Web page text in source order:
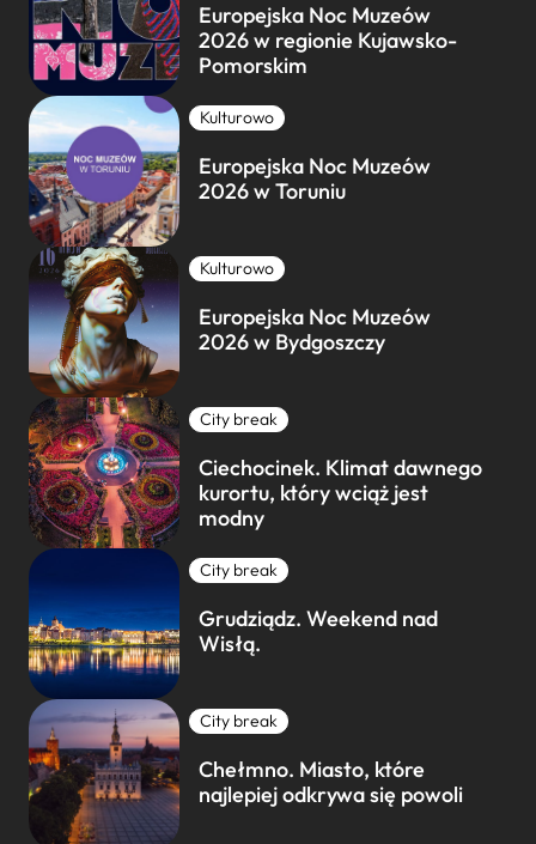
Europejska Noc Muzeów
2026 w regionie Kujawsko-
Pomorskim
Kulturowo
Europejska Noc Muzeów
2026 w Toruniu
Kulturowo
Europejska Noc Muzeów
2026 w Bydgoszczy
City break
Ciechocinek. Klimat dawnego
kurortu, który wciąż jest
modny
City break
Grudziądz. Weekend nad
Wisłą.
City break
Chełmno. Miasto, które
najlepiej odkrywa się powoli